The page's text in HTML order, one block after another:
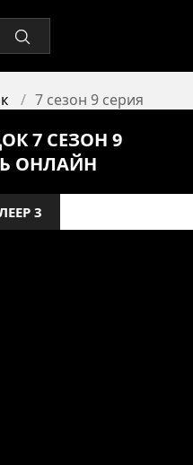
7 сезон 9 серия
7 СЕЗОН 9
ОНЛАЙН
3